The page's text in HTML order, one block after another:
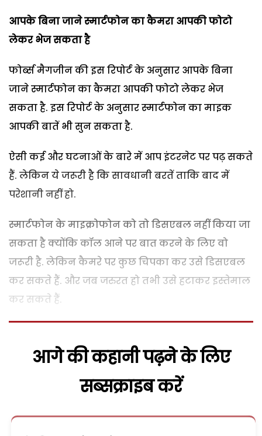
आपके बिना जाने स्मार्टफोन का कैमरा आपकी फोटो
लेकर भेज सकता है
फोर्ब्स मैगजीन की इस रिपोर्ट के अनुसार आपके बिना
जाने स्मार्टफोन का कैमरा आपकी फोटो लेकर भेज
सकता है. इस रिपोर्ट के अनुसार स्मार्टफोन का माइक
आपकी बातें भी सुन सकता है.
ऐसी कई और घटनाओं के बारे में आप इंटरनेट पर पढ़ सकते
हैं. लेकिन ये जरूरी है कि सावधानी बरतें ताकि बाद में
परेशानी नहीं हो.
स्मार्टफोन के माइक्रोफोन को तो डिसएबल नहीं किया जा
सकता है क्योंकि कॉल आने पर बात करने के लिए वो
जरूरी है. लेकिन कैमरे पर कुछ चिपका कर उसे डिसएबल
कर सकते हैं. और जब जरुरत हो तभी उसे हटाकर इस्तेमाल
कर सकते हैं.
आगे की कहानी पढ़ने के लिए
सब्सक्राइब करें